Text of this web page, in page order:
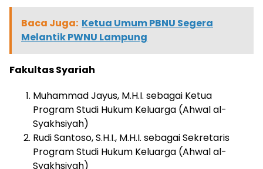
Baca Juga: Ketua Umum PBNU Segera
Melantik PWNU Lampung
Fakultas Syariah
Muhammad Jayus, M.H.I. sebagai Ketua
Program Studi Hukum Keluarga (Ahwal al-
Syakhsiyah)
Rudi Santoso, S.H.I., M.H.I. sebagai Sekretaris
Program Studi Hukum Keluarga (Ahwal al-
Syakhsiyah)